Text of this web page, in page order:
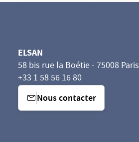
ELSAN
58 bis rue la Boétie - 75008 Paris
+33 1 58 56 16 80
Nous contacter